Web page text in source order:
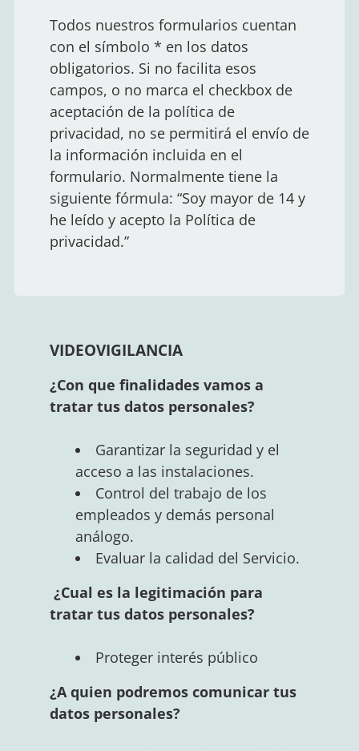
Todos nuestros formularios cuentan
con el símbolo * en los datos
obligatorios. Si no facilita esos
campos, o no marca el checkbox de
aceptación de la política de
privacidad, no se permitirá el envío de
la información incluida en el
formulario. Normalmente tiene la
siguiente fórmula: “Soy mayor de 14 y
he leído y acepto la Política de
privacidad.”
VIDEOVIGILANCIA
¿Con que finalidades vamos a
tratar tus datos personales?
Garantizar la seguridad y el
acceso a las instalaciones.
Control del trabajo de los
empleados y demás personal
análogo.
Evaluar la calidad del Servicio.
¿Cual es la legitimación para
tratar tus datos personales?
Proteger interés público
¿A quien podremos comunicar tus
datos personales?